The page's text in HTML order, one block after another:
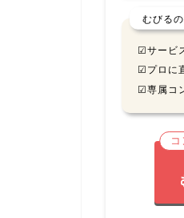
むびる
☑サービ
☑プロに
☑専属コ